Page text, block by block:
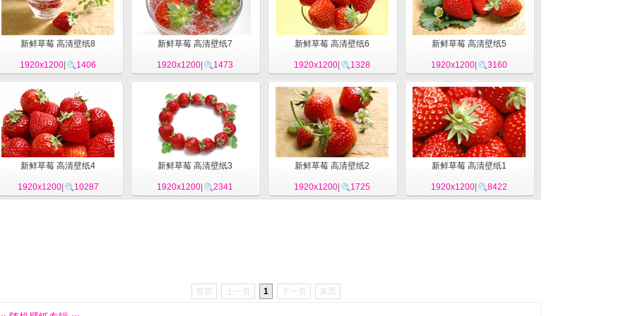
新鲜草莓 高清壁纸8
1920x1200 1406
新鲜草莓 高清壁纸7
1920x1200 1473
新鲜草莓 高清壁纸6
1920x1200 1328
新鲜草莓 高清壁纸5
1920x1200 3160
新鲜草莓 高清壁纸4
1920x1200| 10287
新鲜草莓 高清壁纸3
1920x1200 2341
新鲜草莓 高清壁纸2
1920x1200 1725
新鲜草莓 高清壁纸1
1920x1200 8422
首页 上一页 1 下一页 末页